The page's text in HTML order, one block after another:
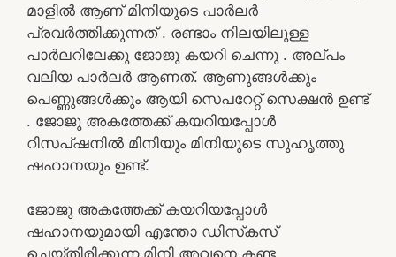
മാളിൽ ആണ് മിനിയുടെ പാർലർ
പ്രവർത്തിക്കുന്നത് . രണ്ടാം നിലയിലുള്ള
പാർലറിലേക്കു ജോജു കയറി ചെന്നു . അല്പം
വലിയ പാർലർ ആണത്. ആണുങ്ങൾക്കും
പെണ്ണുങ്ങൾക്കും ആയി സെപറേറ്റ് സെക്ഷൻ ഉണ്ട്
. ജോജു അകത്തേക്ക് കയറിയപ്പോൾ
റിസപ്ഷനിൽ മിനിയും മിനിയുടെ സുഹൃത്തു
ഷഹാനയും ഉണ്ട്.
ജോജു അകത്തേക്ക് കയറിയപ്പോൾ
ഷഹാനയുമായി എന്തോ ഡിസ്‌കസ്
ചെയ്തിരിക്കുന്ന മിനി അവനെ കണ്ട